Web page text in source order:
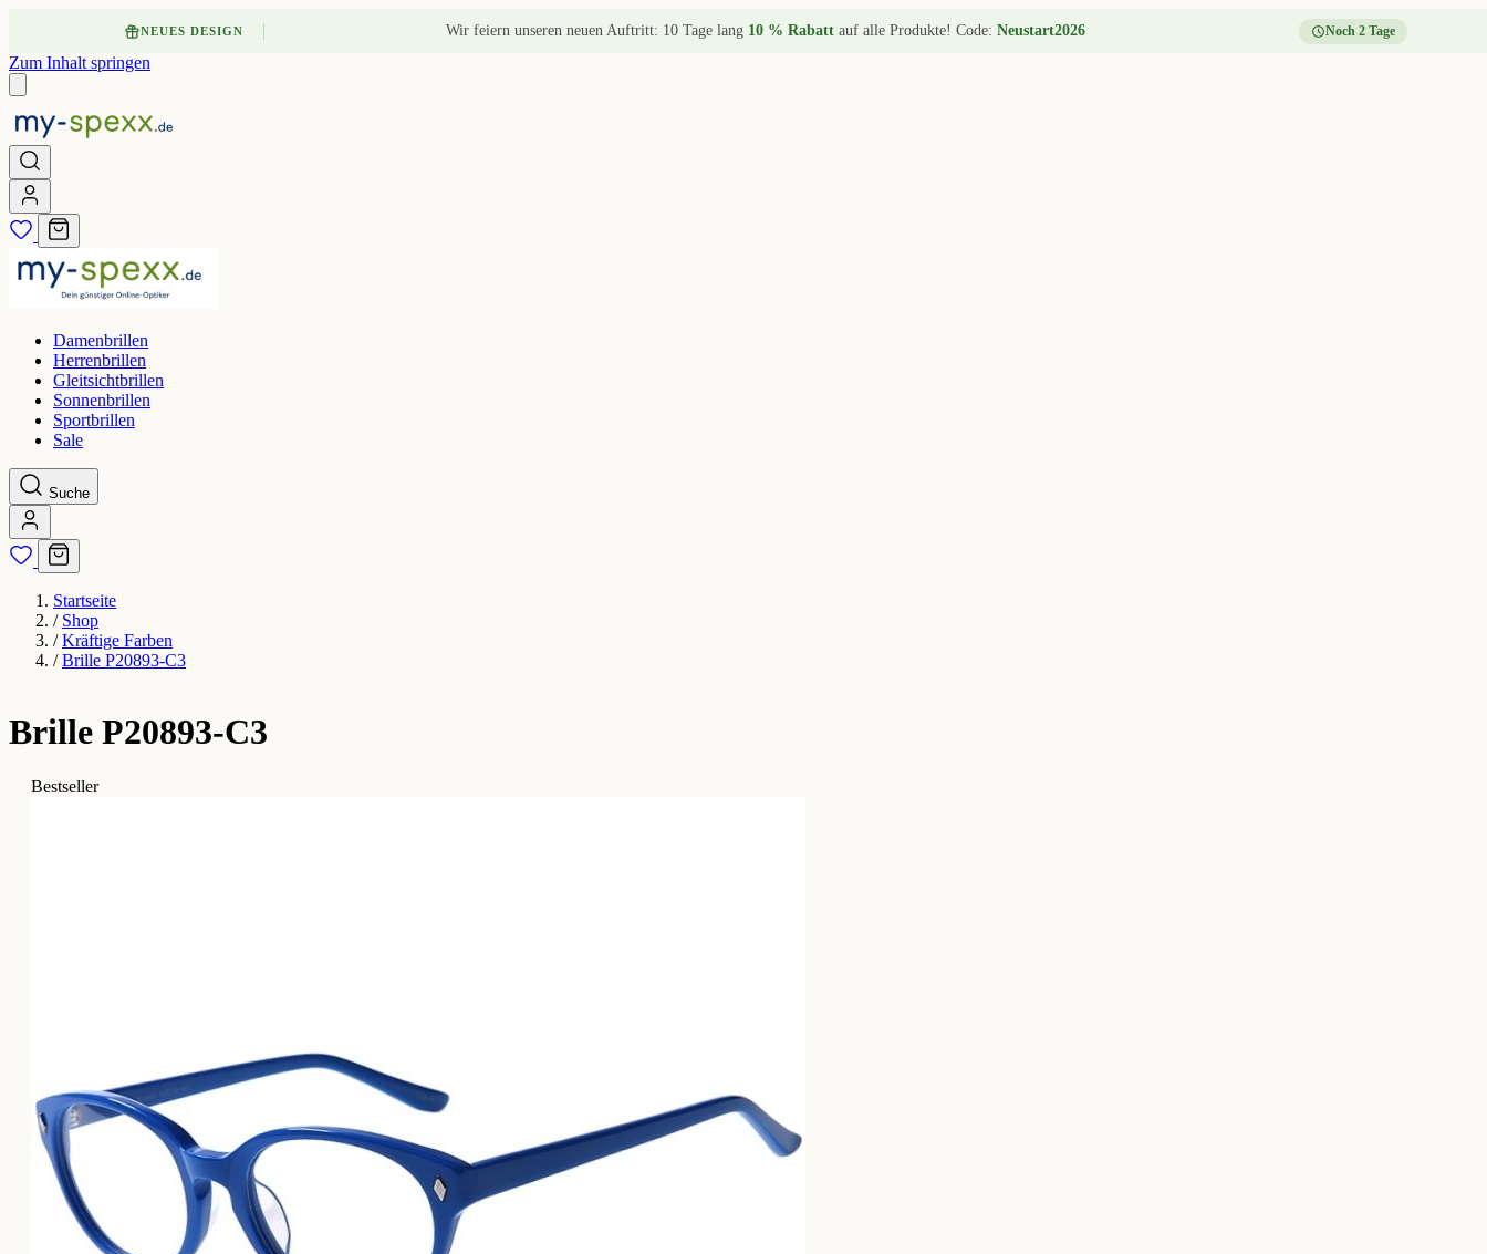
NEUES DESIGN Wir feiern unseren neuen Auftritt: 10 Tage lang 10 % Rabatt auf alle Produkte! Code: Neustart2026 Noch 2 Tage
Zum Inhalt springen
Damenbrillen
Herrenbrillen
Gleitsichtbrillen
Sonnenbrillen
Sportbrillen
Sale
Suche
Startseite
/ Shop
/ Kräftige Farben
/ Brille P20893-C3
Brille P20893-C3
Bestseller